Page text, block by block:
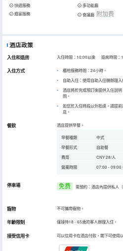
快遞服務 多功能廳
婚宴服務 會議廳 附加费
酒店政策
入住和退房 入住時間：10:00以後 退房時間：
入住方式
櫃枱服務時間：24小時。
自助入住：使用自助入住機辦理入
酒店將於完成預訂後提供入住說
問。
如您於入住時段以外抵達，請提
店。
餐飲 酒店提供早餐。
早餐種類
中式
早餐形式
自助餐
費用
CNY 28/人
營業時間
07:00 - 09:00
停車場 免费 需預約：酒店內提供私人（
寵物 不可攜帶寵物。
年齡限制 僅接待18 - 65歲的客人辦理入住。
接受信用卡 可以信用卡在酒店付款，閣下可使用